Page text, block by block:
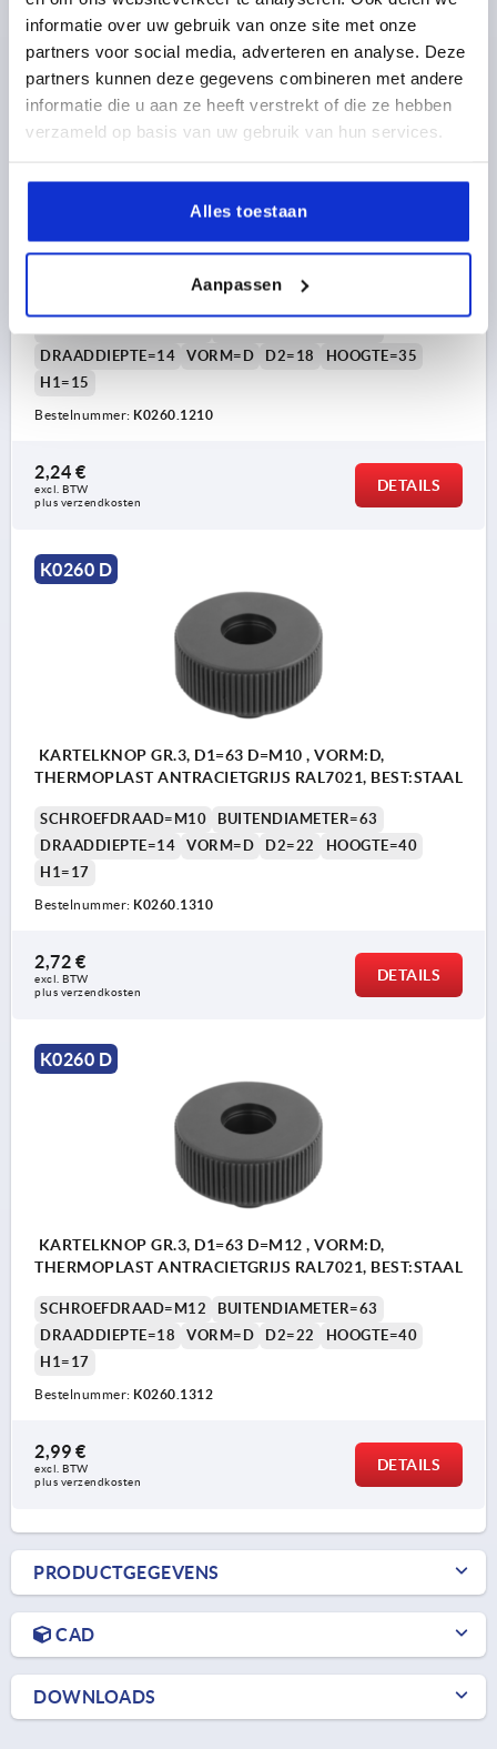
informatie over uw gebruik van onze site met onze
partners voor social media, adverteren en analyse. Deze
partners kunnen deze gegevens combineren met andere
informatie die u aan ze heeft verstrekt of die ze hebben
verzameld op basis van uw gebruik van hun services.
Alles toestaan
Aanpassen
K0260 D
THERMOPLAST ANTRACIETGRIJS RAL7021, BEST:STAAL
DRAADDIEPTE=14
VORM=D D2=18
HOOGTE=35
H1=15
Bestelnummer: K0260.1210
2,24 €
excl. BTW
plus verzendkosten
DETAILS
K0260 D
KARTELKNOP GR.3, D1=63 D=M10 , VORM:D,
THERMOPLAST ANTRACIETGRIJS RAL7021, BEST:STAAL
SCHROEFDRAAD=M10
BUITENDIAMETER=63
DRAADDIEPTE=14
VORM=D D2=22
HOOGTE=40
H1=17
Bestelnummer: K0260.1310
2,72 €
excl. BTW
plus verzendkosten
DETAILS
K0260 D
KARTELKNOP GR.3, D1=63 D=M12 , VORM:D,
THERMOPLAST ANTRACIETGRIJS RAL7021, BEST:STAAL
SCHROEFDRAAD=M12
BUITENDIAMETER=63
DRAADDIEPTE=18
VORM=D D2=22
HOOGTE=40
H1=17
Bestelnummer: K0260.1312
2,99 €
excl. BTW
plus verzendkosten
DETAILS
PRODUCTGEGEVENS
CAD
DOWNLOADS